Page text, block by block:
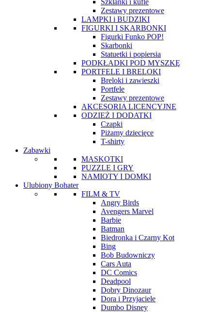
Szklanki i kufle
Zestawy prezentowe
LAMPKI i BUDZIKI
FIGURKI I SKARBONKI
Figurki Funko POP!
Skarbonki
Statuetki i popiersia
PODKŁADKI POD MYSZKĘ
PORTFELE I BRELOKI
Breloki i zawieszki
Portfele
Zestawy prezentowe
AKCESORIA LICENCYJNE
ODZIEŻ I DODATKI
Czapki
Piżamy dziecięce
T-shirty
Zabawki
MASKOTKI
PUZZLE I GRY
NAMIOTY I DOMKI
Ulubiony Bohater
FILM & TV
Angry Birds
Avengers Marvel
Barbie
Batman
Biedronka i Czarny Kot
Bing
Bob Budowniczy
Cars Auta
DC Comics
Deadpool
Dobry Dinozaur
Dora i Przyjaciele
Dumbo Disney